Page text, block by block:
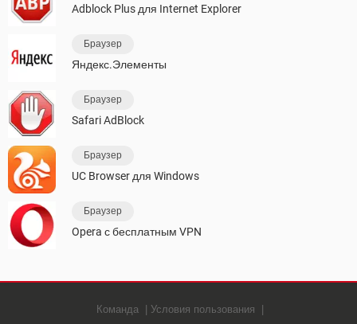
Adblock Plus для Internet Explorer
Браузер
Яндекс.Элементы
Браузер
Safari AdBlock
Браузер
UC Browser для Windows
Браузер
Opera с бесплатным VPN
Команда Условия пользования